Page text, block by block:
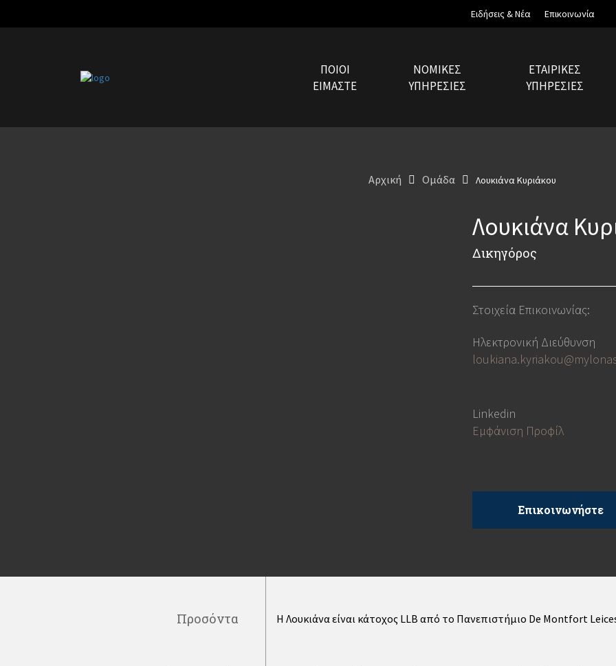
Ειδήσεις & Νέα Επικοινωνία
ΠΟΙΟΙ
ΕΊΜΑΣΤΕ
ΝΟΜΙΚΈΣ
ΥΠΗΡΕΣΊΕΣ
ΕΤΑΙΡΙΚΈΣ
ΥΠΗΡΕΣΊΕΣ
Αρχική Ομάδα Λουκιάνα Κυριάκου
Λουκιάνα
Δικηγόρος
Στοιχεία Επικοινωνίας:
Ηλεκτρονική Διεύθυνση
Linkedin
Εμφάνιση Προφίλ
Επικοινωνήστε
Προσόντα Η Λουκιάνα είναι κάτοχος LLB από το Πανεπιστήμιο De Montfort